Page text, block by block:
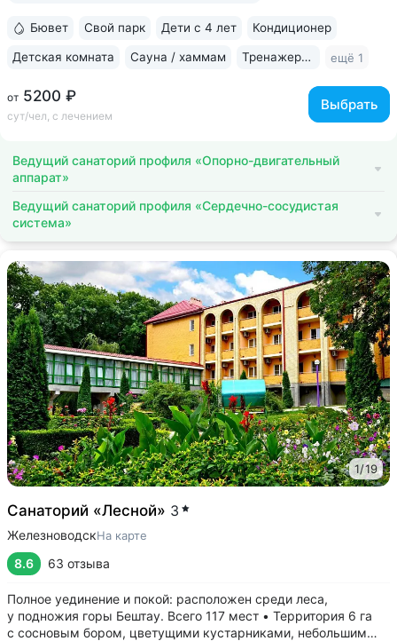
от 5200 ₽
сут/чел, с лечением
Выбрать
Бювет Свой парк Дети с 4 лет Кондиционер
Детская комната Сауна / хаммам Тренажерный зал ещё 1
Ведущий санаторий профиля «Опорно-двигательный
аппарат»
Ведущий санаторий профиля «Сердечно-сосудистая
система»
1/19
Санаторий «Лесной» 3
ЖелезноводскНа карте
8.6 63 отзыва
Полное уединение и покой: расположен среди леса,
у подножия горы Бештау. Всего 117 мест • Территория 6 га
с сосновым бором, цветущими кустарниками, небольшим